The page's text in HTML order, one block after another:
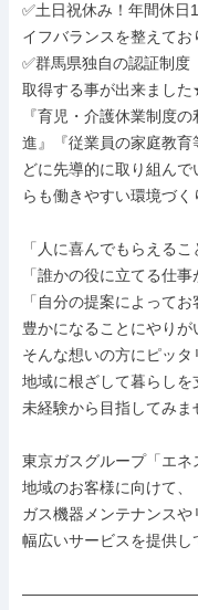
✅土日祝休み！年間休日
イフバランスを整えてお
✅群馬県独自の認証制
取得する事が出来まし
『育児・介護休業制度
進』『従業員の家庭教
どに先導的に取り組ん
らも働きやすい環境づく
「人に喜んでもらえるこ
「誰かの役に立てる仕事
「自分の提案によって
豊かになることにやりが
そんな想いの方にピッタ
地域に根ざして暮らしを
未経験から目指してみま
東京ガスグループ「エネ
地域のお客様に向けて、
ガス機器メンテナンス
幅広いサービスを提供し